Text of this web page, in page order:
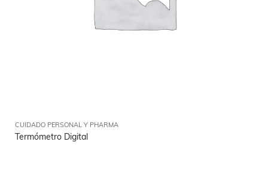
CUIDADO PERSONAL Y PHARMA
Termómetro Digital